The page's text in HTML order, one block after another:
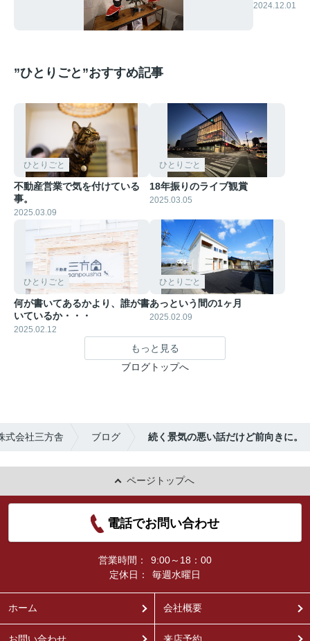
2024.12.01
”ひとりごと”おすすめ記事
ひとりごと
不動産営業で気を付けている
事。
2025.03.09
ひとりごと
18年振りのライブ観賞
2025.03.05
ひとりごと
何が書いてあるかより、誰が書
いているか・・・
2025.02.12
ひとりごと
あっという間の1ヶ月
2025.02.09
もっと見る
ブログトップへ
式会社三方舎 ブログ 続く景気の悪い話だけど前向きに。
ページトップへ
電話でお問い合わせ
営業時間：
9:00～18：00
定休日：
毎週水曜日
ホーム 会社概要
お問い合わせ 来店予約